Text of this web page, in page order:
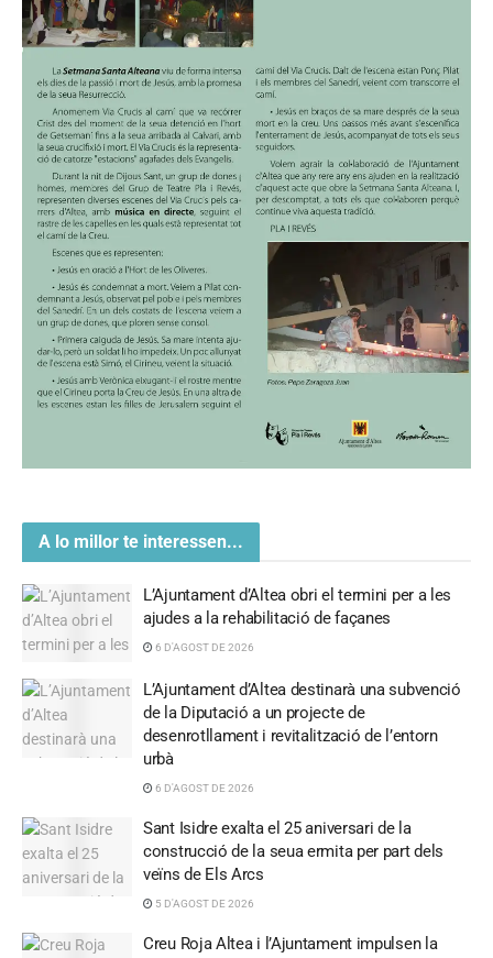
A lo millor te interessen...
L’Ajuntament d’Altea obri el termini per a les
ajudes a la rehabilitació de façanes
6 D'AGOST DE 2026
L’Ajuntament d’Altea destinarà una subvenció
de la Diputació a un projecte de
desenrotllament i revitalització de l’entorn
urbà
6 D'AGOST DE 2026
Sant Isidre exalta el 25 aniversari de la
construcció de la seua ermita per part dels
veïns de Els Arcs
5 D'AGOST DE 2026
Creu Roja Altea i l’Ajuntament impulsen la